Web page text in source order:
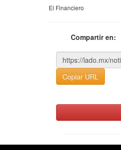
El Financiero
Compartir en:
Copiar URL